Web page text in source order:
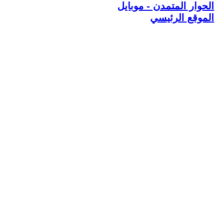
الحوار المتمدن - موبايل
الموقع الرئيسي